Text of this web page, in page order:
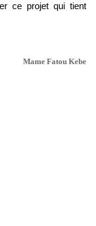
ce projet qui tient
Mame Fatou Kebe